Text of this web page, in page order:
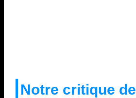
Notre critique de